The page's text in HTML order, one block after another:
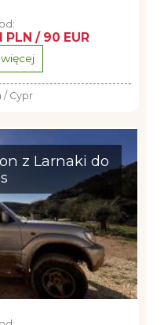
PLN / 90 EUR
/ Cypr
z Larnaki do